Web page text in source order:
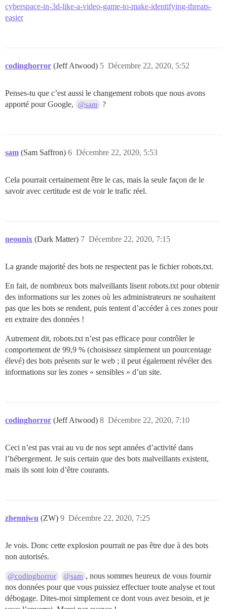
cyberspace-in-3d-like-a-video-game-to-make-identifying-threats-
easier
codinghorror (Jeff Atwood) Décembre 22, 2020, 5:52
5
Penses-tu que c’est aussi le changement robots que nous avons
apporté pour Google,
@sam ?
sam (Sam Saffron) Décembre 22, 2020, 5:53
6
Cela pourrait certainement être le cas, mais la seule façon de le
savoir avec certitude est de voir le trafic réel.
neounix (Dark Matter) Décembre 22, 2020, 7:15
7
La grande majorité des bots ne respectent pas le fichier robots.txt.
En fait, de nombreux bots malveillants lisent robots.txt pour obtenir
des informations sur les zones où les administrateurs ne souhaitent
pas que les bots se rendent, puis tentent d’accéder à ces zones pour
en extraire des données !
Autrement dit, robots.txt n’est pas efficace pour contrôler le
comportement de 99,9 % (choisissez simplement un pourcentage
élevé) des bots présents sur le web ; il peut également révéler des
informations sur les zones « sensibles » d’un site.
codinghorror (Jeff Atwood) Décembre 22, 2020, 7:10
8
Ceci n’est pas vrai au vu de nos sept années d’activité dans
l’hébergement. Je suis certain que des bots malveillants existent,
mais ils sont loin d’être courants.
zhenniwu (ZW) Décembre 22, 2020, 7:25
9
Je vois. Donc cette explosion pourrait ne pas être due à des bots
non autorisés.
@codinghorror @sam , nous sommes heureux de vous fournir
nos données pour que vous puissiez effectuer toute analyse et tout
débogage. Dites-moi simplement ce dont vous avez besoin, et je